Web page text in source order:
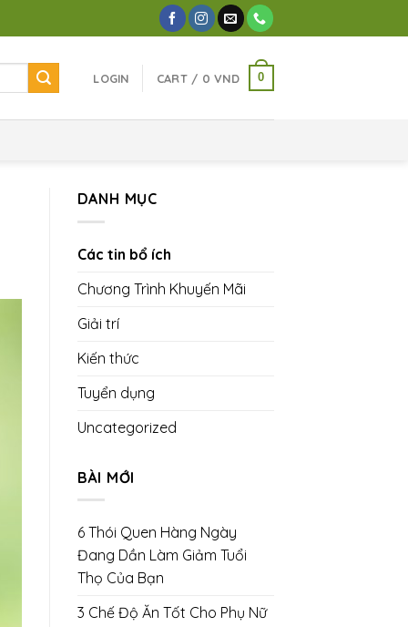
LOGIN CART / 0VND 0
DANH MỤC
Các tin bổ ích
Chương Trình Khuyến Mãi
Giải trí
Kiến thức
Tuyển dụng
Uncategorized
BÀI MỚI
6 Thói Quen Hàng Ngày
Đang Dần Làm Giảm Tuổi
Thọ Của Bạn
3 Chế Độ Ăn Tốt Cho Phụ Nữ